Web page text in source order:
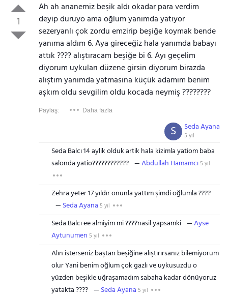
1
Ah ah ananemiz beşik aldı okadar para verdim
deyip duruyo ama oğlum yanımda yatıyor
sezeryanlı çok zordu emzirip beşiğe koymak bende
yanıma aldım 6. Aya gireceğiz hala yanımda babayı
attık ???? alıştıracam beşiğe bi 6. Ayı geçelim
diyorum uykuları düzene girsin diyorum birazda
alıştım yanımda yatmasına küçük adamım benim
aşkım oldu sevgilim oldu kocada neymiş ????????
Paylaş: Daha fazla
Seda Ayana
5 yıl
S
Seda Balcı 14 aylik olduk artik hala kizimla yatiom baba
salonda yatio????????????
Abdullah Hamamcı5 yıl
Zehra yeter 17 yıldır onunla yattım şimdi oğlumla ????
Seda Ayana 5 yıl
Seda Balcı ee almiyim mi ????nasil yapsamki
Ayse
Aytunumen 5 yıl
Alın isterseniz baştan beşiğine alıştırırsanız bilemiyorum
olur Yani benim oğlum çok gazlı ve uykusuzdu o
yüzden beşikle uğraşamadım sabaha kadar dönüyoruz
yatakta ????
Seda Ayana 5 yıl